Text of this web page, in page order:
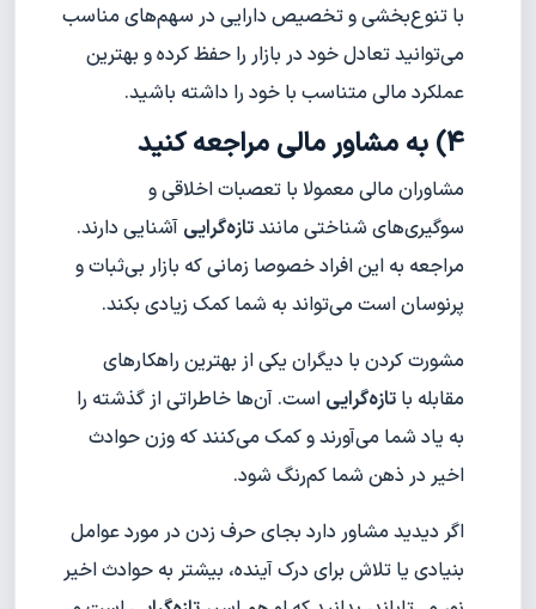
با تنوع‌بخشی و تخصیص دارایی در سهم‌های مناسب
می‌توانید تعادل خود در بازار را حفظ کرده و بهترین
عملکرد مالی متناسب با خود را داشته باشید.
4) به مشاور مالی مراجعه کنید
مشاوران مالی معمولا با تعصبات اخلاقی و
سوگیری‌های شناختی مانندتازه‌گرایی آشنایی دارند.
مراجعه به این افراد خصوصا زمانی که بازار بی‌ثبات و
پرنوسان است می‌تواند به شما کمک زیادی بکند.
مشورت کردن با دیگران یکی از بهترین راهکارهای
مقابله با تازه‌گرایی است. آن‌ها خاطراتی از گذشته را
به یاد شما می‌آورند و کمک می‌کنند که وزن حوادث
اخیر در ذهن شما کم‌رنگ شود.
اگر دیدید مشاور دارد بجای حرف زدن در مورد عوامل
بنیادی یا تلاش برای درک آینده، بیشتر به حوادث اخیر